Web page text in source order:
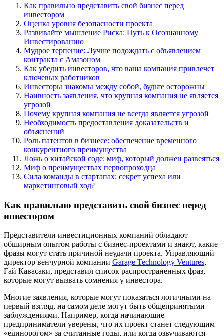
Как правильно представить свой бизнес перед
инвестором
Оценка уровня безопасности проекта
Развивайте мышление Риска: Путь к Осознанному
Инвестированию
Мудрое терпение: Лучше подождать с объявлением
контракта с Амазоном
Как убедить инвесторов, что ваша компания привлечет
ключевых работников
Инвесторы знакомы между собой, будьте осторожны
Наивность заявления, что крупная компания не является
угрозой
Почему крупная компания не всегда является угрозой
Необходимость предоставления доказательств и
объяснений
Роль патентов в бизнесе: обеспечение временного
конкурентного преимущества
Ложь о китайской соде: миф, который должен развеяться
Миф о преимуществах первопроходца
Сила команды в стартапах: секрет успеха или
маркетинговый ход?
Как правильно представить свой бизнес перед
инвестором
Представители инвестиционных компаний обладают
обширным опытом работы с бизнес-проектами и знают, какие
фразы могут стать причиной неудачи проекта. Управляющий
директор венчурной компании Garage Technology Ventures,
Гай Кавасаки, представил список распространенных фраз,
которые могут вызвать сомнения у инвестора.
Многие заявления, которые могут показаться логичными на
первый взгляд, на самом деле могут быть общепринятыми
заблуждениями. Например, когда начинающие
предприниматели уверены, что их проект станет следующим
«единорогом» за считанные годы, или когда озвучиваются